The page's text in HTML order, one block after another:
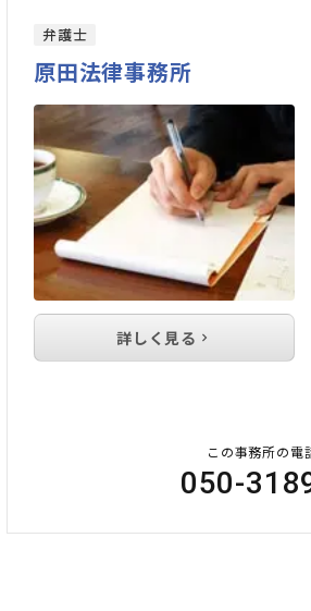
弁護士
原田法律事務所
詳しく見る
この事務所の電
050-